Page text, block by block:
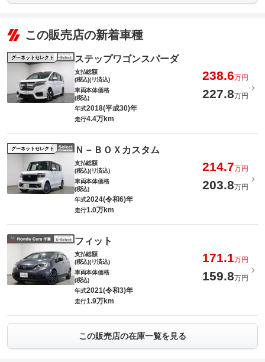
この販売店の新着車種
グーネットセレクト ステップワゴンスパーダ
支払総額
(税込)(リ済込)
238.6万円
車両本体価格
(税込)
227.8万円
年式2018(平成30)年
走行4.4万km
グーネットセレクト Ｎ－ＢＯＸカスタム
支払総額
(税込)(リ済込)
214.7万円
車両本体価格
(税込)
203.8万円
年式2024(令和6)年
走行1.0万km
フィット
支払総額
(税込)(リ済込)
171.1万円
車両本体価格
(税込)
159.8万円
年式2021(令和3)年
走行1.9万km
この販売店の在庫一覧を見る